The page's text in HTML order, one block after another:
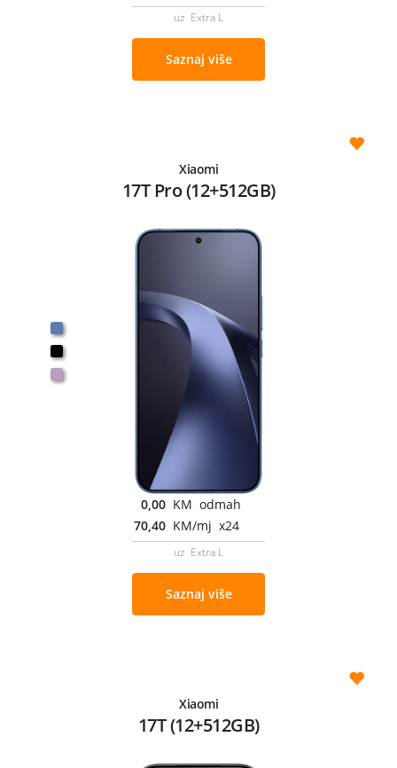
uz Extra L
Saznaj više
Xiaomi
17T Pro (12+512GB)
0,00 KM odmah
70,40 KM/mj x24
uz Extra L
Saznaj više
Xiaomi
17T (12+512GB)